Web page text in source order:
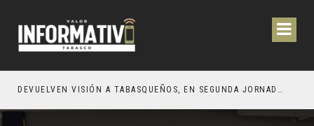
DEVUELVEN VISIÓN A TABASQUEÑOS, EN SEGUNDA JORNADA DE CIRUGÍA DE CATARATAS 2026